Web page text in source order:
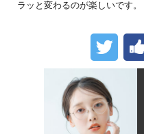
ラッと変わるのが楽しいです。